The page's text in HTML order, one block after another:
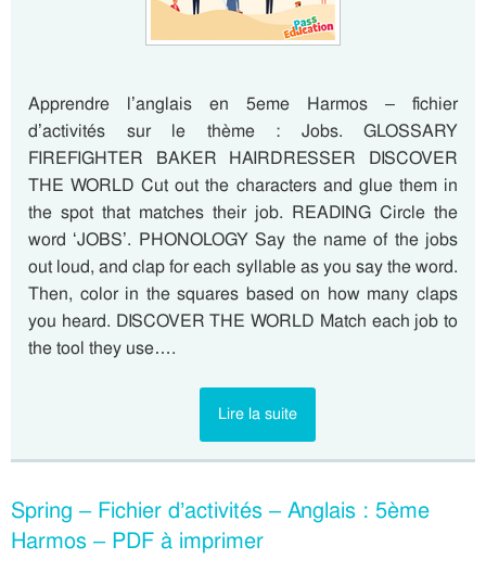
Apprendre l’anglais en 5eme Harmos – fichier
d’activités sur le thème : Jobs. GLOSSARY
FIREFIGHTER BAKER HAIRDRESSER DISCOVER
THE WORLD Cut out the characters and glue them in
the spot that matches their job. READING Circle the
word ‘JOBS’. PHONOLOGY Say the name of the jobs
out loud, and clap for each syllable as you say the word.
Then, color in the squares based on how many claps
you heard. DISCOVER THE WORLD Match each job to
the tool they use….
Lire la suite
Spring – Fichier d’activités – Anglais : 5ème
Harmos – PDF à imprimer